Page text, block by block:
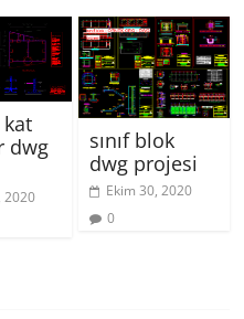
kat
dwg
2020
sınıf blok
dwg projesi
Ekim 30, 2020
0